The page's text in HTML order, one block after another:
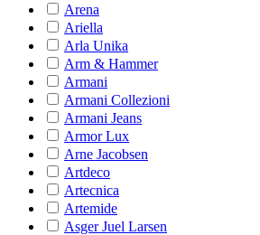
Arena
Ariella
Arla Unika
Arm & Hammer
Armani
Armani Collezioni
Armani Jeans
Armor Lux
Arne Jacobsen
Artdeco
Artecnica
Artemide
Asger Juel Larsen